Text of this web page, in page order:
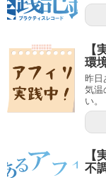
【
環
昨日
気温
い。
【
不